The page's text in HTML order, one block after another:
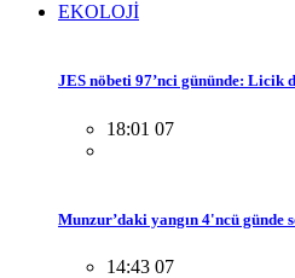
EKOLOJİ
JES nöbeti 97’nci gününde: Licik
18:01 07
Munzur’daki yangın 4'ncü günde
14:43 07